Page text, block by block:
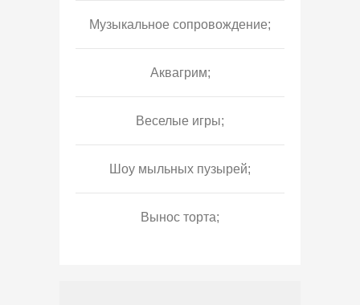
Музыкальное сопровождение;
Аквагрим;
Веселые игры;
Шоу мыльных пузырей;
Вынос торта;